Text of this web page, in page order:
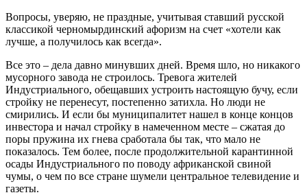
Вопросы, уверяю, не праздные, учитывая ставший русской
классикой черномырдинский афоризм на счет «хотели как
лучше, а получилось как всегда».
Все это – дела давно минувших дней. Время шло, но никакого
мусорного завода не строилось. Тревога жителей
Индустриального, обещавших устроить настоящую бучу, если
стройку не перенесут, постепенно затихла. Но люди не
смирились. И если бы муниципалитет нашел в конце концов
инвестора и начал стройку в намеченном месте – сжатая до
поры пружина их гнева сработала бы так, что мало не
показалось. Тем более, после продолжительной карантинной
осады Индустриального по поводу африканской свиной
чумы, о чем по все стране шумели центральное телевидение и
газеты.